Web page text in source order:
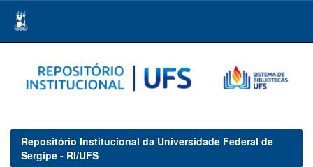
navigation
Repositório Institucional da Universidade Federal de
Sergipe - RI/UFS